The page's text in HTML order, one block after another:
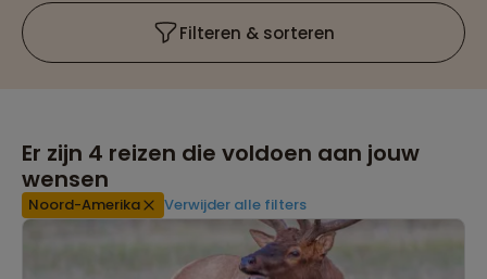
Filteren & sorteren
Er zijn 4 reizen die voldoen aan jouw
wensen
Noord-Amerika Verwijder alle filters